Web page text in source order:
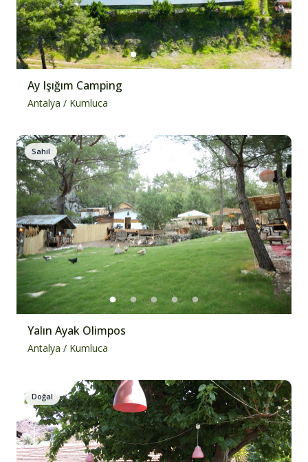
Ay Işığım Camping
Antalya / Kumluca
Sahil
Yalın Ayak Olimpos
Antalya / Kumluca
Doğal